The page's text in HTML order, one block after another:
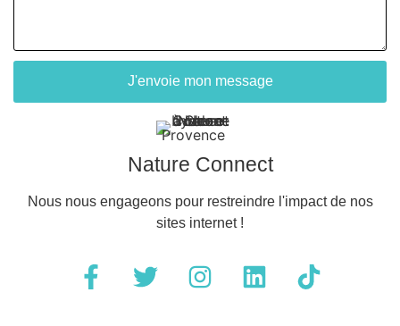
J'envoie mon message
Nature Connect
Nous nous engageons pour restreindre l'impact de nos
sites internet !